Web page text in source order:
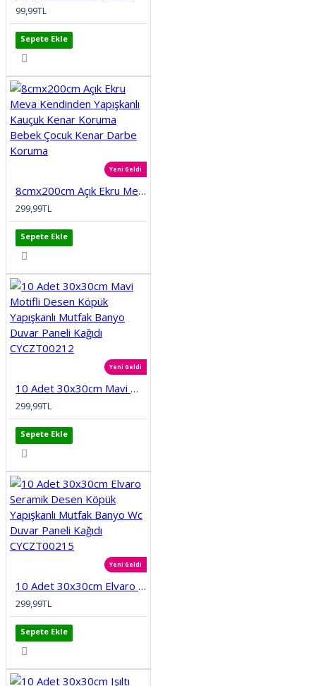
99,99TL
Sepete Ekle
Yeni Geldi
8cmx200cm Açık Ekru Meva Kendinden Yapışkanlı Kauçuk Kenar Koruma Bebek Çocuk Kenar Darbe Koruma
299,99TL
Sepete Ekle
Yeni Geldi
10 Adet 30x30cm Mavi Motifli Desen Köpük Yapışkanlı Mutfak Banyo Duvar Paneli Kağıdı CYCZT00212
299,99TL
Sepete Ekle
Yeni Geldi
10 Adet 30x30cm Elvaro Seramik Desen Köpük Yapışkanlı Mutfak Banyo Wc Duvar Paneli Kağıdı CYCZT00215
299,99TL
Sepete Ekle